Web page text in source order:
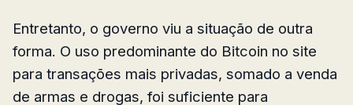
Entretanto, o governo viu a situação de outra
forma. O uso predominante do Bitcoin no site
para transações mais privadas, somado a venda
de armas e drogas, foi suficiente para